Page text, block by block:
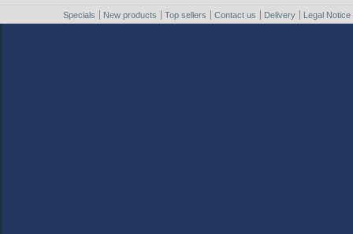
Specials New products Top sellers Contact us Delivery Legal Notice